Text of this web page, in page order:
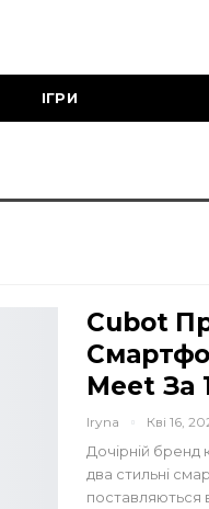
ІГРИ
Cubot
Meet За
Iryna Кві 16,
Дочірній бренд
два стильні
поставляються